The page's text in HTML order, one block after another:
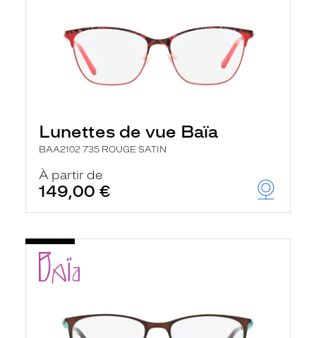
Lunettes de vue Baïa
BAA2102 735 ROUGE SATIN
À partir de
149,00 €